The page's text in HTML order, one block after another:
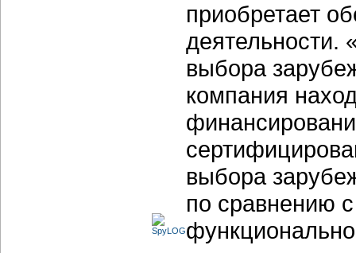
приобретает
деятельности.
выбора
компания
выбора
по сравнению